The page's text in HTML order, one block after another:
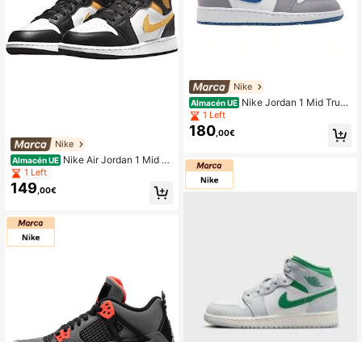
Nike
Almacén UE Nike Air Jordan 1 Mid Bl
anco Amarillo Negro
1 Left
149 ,00€
Nike
Almacén UE Nike Jordan 1 Mid True
Blue Cement
1 Left
180 ,00€